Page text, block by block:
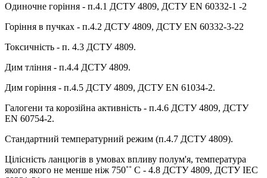
Одиночне горіння - п.4.1 ДСТУ 4809, ДСТУ EN 60332-1 -2
Горіння в пучках - п.4.2 ДСТУ 4809, ДСТУ EN 60332-3-22
Токсичність - п. 4.3 ДСТУ 4809.
Дим тління - п.4.4 ДСТУ 4809.
Дим горіння - п.4.5 ДСТУ 4809, ДСТУ EN 61034-2.
Галогени та корозійна активність - п.4.6 ДСТУ 4809, ДСТУ
EN 60754-2.
Стандартний температурний режим (п.4.7 ДСТУ 4809).
Цілісність ланцюгів в умовах впливу полум'я, температура
якого якого не менше ніж 750˚˚ С - 4.8 ДСТУ 4809, ДСТУ IEC